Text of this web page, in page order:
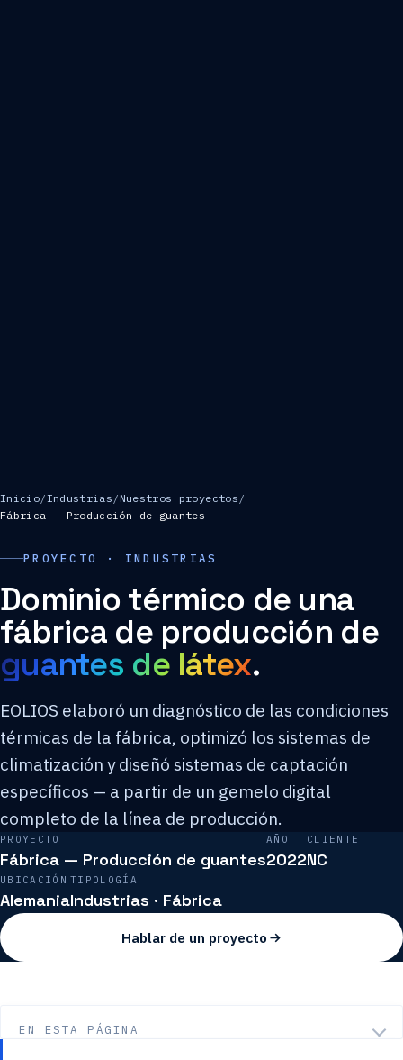
Inicio/Industrias / Nuestros proyectos /
Fábrica — Producción de guantes
PROYECTO · INDUSTRIAS
Dominio térmico de una
fábrica de producción de
guantes de látex.
EOLIOS elaboró un diagnóstico de las condiciones
térmicas de la fábrica, optimizó los sistemas de
climatización y diseñó sistemas de captación
específicos — a partir de un gemelo digital
completo de la línea de producción.
PROYECTO
Fábrica — Producción de guantes
AÑO
2022
CLIENTE
NC
UBICACIÓN
Alemania
TIPOLOGÍA
Industrias · Fábrica
Hablar de un proyecto
EN ESTA PÁGINA